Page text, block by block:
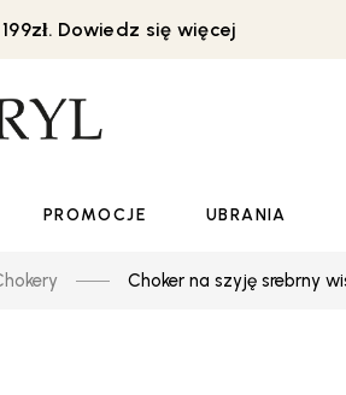
Dowiedz się więcej
PROMOCJE UBRANIA
Choker na szyję srebrny